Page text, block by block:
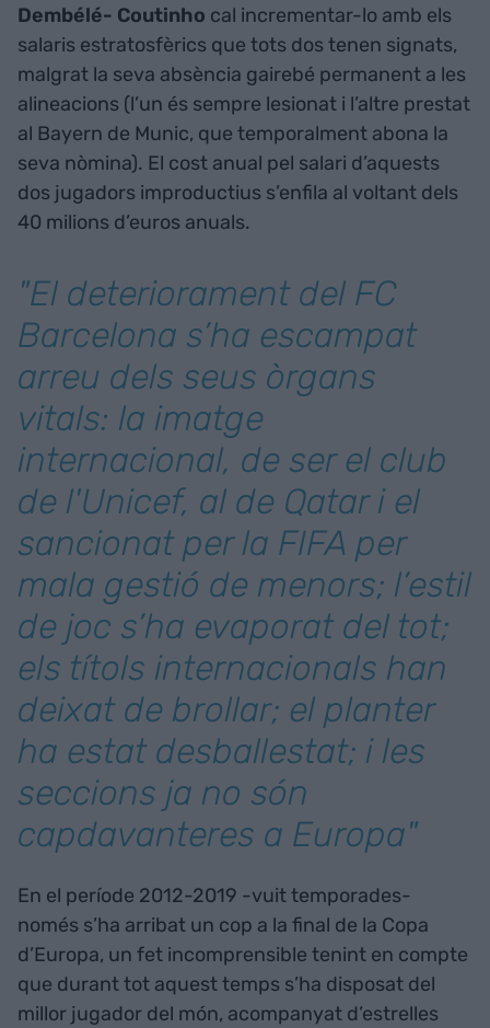
Dembélé- Coutinho cal incrementar-lo amb els
salaris estratosfèrics que tots dos tenen signats,
malgrat la seva absència gairebé permanent a les
alineacions (l’un és sempre lesionat i l’altre prestat
al Bayern de Munic, que temporalment abona la
seva nòmina). El cost anual pel salari d’aquests
dos jugadors improductius s’enfila al voltant dels
40 milions d’euros anuals.
"El deteriorament del FC
Barcelona s’ha escampat
arreu dels seus òrgans
vitals: la imatge
internacional, de ser el club
de l'Unicef, al de Qatar i el
sancionat per la FIFA per
mala gestió de menors; l’estil
de joc s’ha evaporat del tot;
els títols internacionals han
deixat de brollar; el planter
ha estat desballestat; i les
seccions ja no són
capdavanteres a Europa"
En el període 2012-2019 -vuit temporades-
només s’ha arribat un cop a la final de la Copa
d’Europa, un fet incomprensible tenint en compte
que durant tot aquest temps s’ha disposat del
millor jugador del món, acompanyat d’estrelles